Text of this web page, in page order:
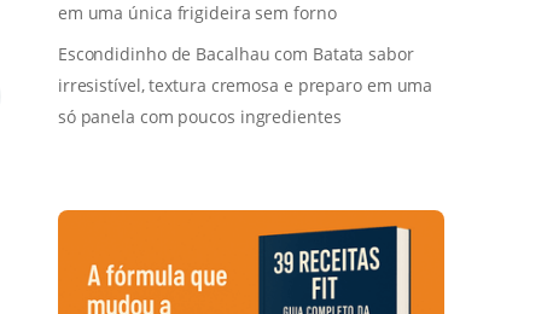
em uma única frigideira sem forno
Escondidinho de Bacalhau com Batata sabor
irresistível, textura cremosa e preparo em uma
só panela com poucos ingredientes